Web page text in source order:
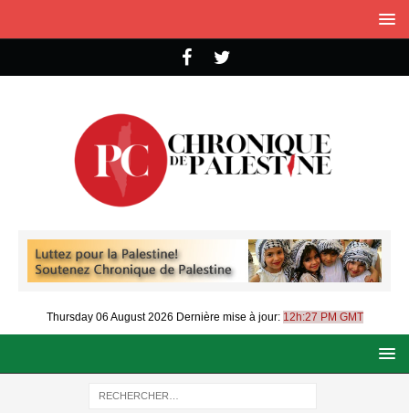
Thursday 06 August 2026 Dernière mise à jour: 12h:27 PM GMT